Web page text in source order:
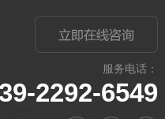
服务电话：
2292-6549